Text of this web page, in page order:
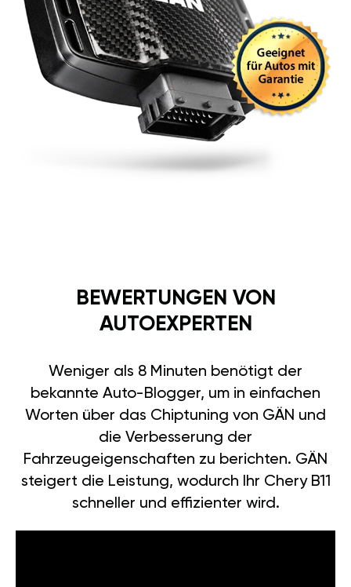
BEWERTUNGEN VON
AUTOEXPERTEN
Weniger als 8 Minuten benötigt der
bekannte Auto-Blogger, um in einfachen
Worten über das Chiptuning von GÄN und
die Verbesserung der
Fahrzeugeigenschaften zu berichten. GÄN
steigert die Leistung, wodurch Ihr Chery B11
schneller und effizienter wird.